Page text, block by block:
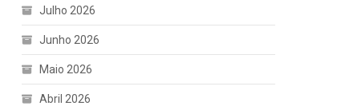
Julho 2026
Junho 2026
Maio 2026
Abril 2026